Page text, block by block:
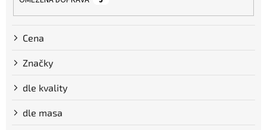
Cena
Značky
dle kvality
dle masa